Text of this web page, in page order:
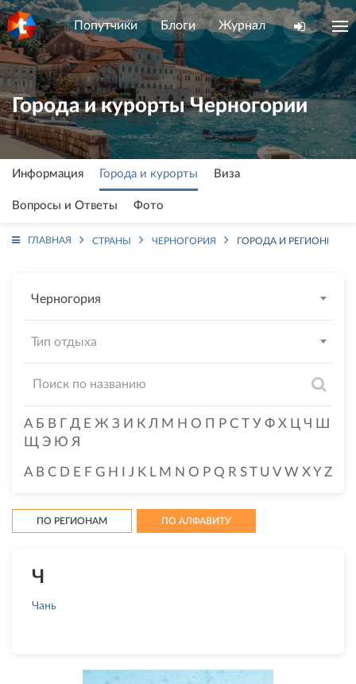
Попутчики Блоги Журнал
Города и курорты Черногории
Информация Города и курорты Виза
Вопросы и Ответы Фото
ГЛАВНАЯ СТРАНЫ ЧЕРНОГОРИЯ ГОРОДА И РЕГИОНЫ
Черногория
Тип отдыха
А Б В Г Д Е Ж З И К Л М Н О П Р С Т У Ф Х Ц Ч Ш
Щ Э Ю Я
A B C D E F G H J K L M N O P Q R ST U V W XY Z
ПО РЕГИОНАМ ПО АЛФАВИТУ
Ч
Чань